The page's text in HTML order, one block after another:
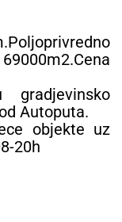
Autoputa.
objekte uz
20h